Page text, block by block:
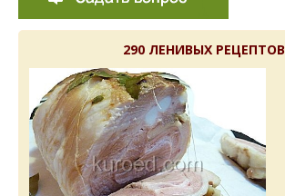
290 ЛЕНИВЫХ РЕЦЕПТОВ